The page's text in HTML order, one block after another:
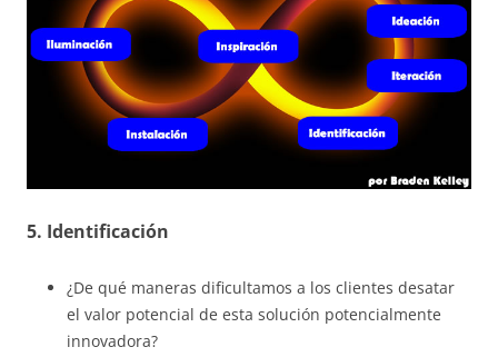
5. Identificación
¿De qué maneras dificultamos a los clientes desatar
el valor potencial de esta solución potencialmente
innovadora?